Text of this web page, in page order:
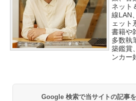
ネット
線LAN
ェット
書籍や
多数執
築鑑賞
ンカー
Google 検索で当サイトの記事